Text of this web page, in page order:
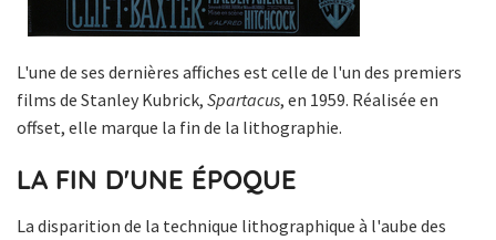
L'une de ses dernières affiches est celle de l'un des premiers
films de Stanley Kubrick, Spartacus, en 1959. Réalisée en
offset, elle marque la fin de la lithographie.
LA FIN D'UNE ÉPOQUE
La disparition de la technique lithographique à l'aube des